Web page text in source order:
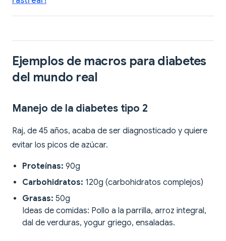
Ejemplos de macros para diabetes
del mundo real
Manejo de la diabetes tipo 2
Raj, de 45 años, acaba de ser diagnosticado y quiere
evitar los picos de azúcar.
Proteínas: 90g
Carbohidratos: 120g (carbohidratos complejos)
Grasas: 50g
Ideas de comidas: Pollo a la parrilla, arroz integral,
dal de verduras, yogur griego, ensaladas.